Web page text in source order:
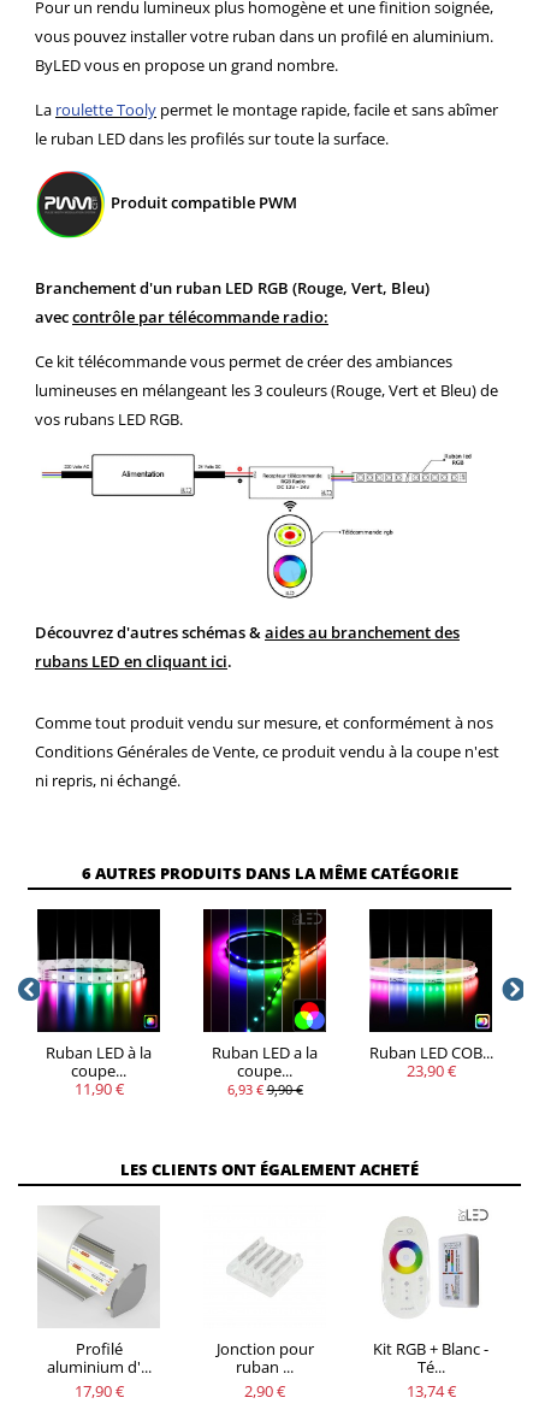
Pour un rendu lumineux plus homogène et une finition soignée,
vous pouvez installer votre ruban dans un profilé en aluminium.
ByLED vous en propose un grand nombre.
La roulette Tooly permet le montage rapide, facile et sans abîmer
le ruban LED dans les profilés sur toute la surface.
Produit compatible PWM
Branchement d'un ruban LED RGB (Rouge, Vert, Bleu)
aveccontrôle par télécommande radio:
Ce kit télécommande vous permet de créer des ambiances
lumineuses en mélangeant les 3 couleurs (Rouge, Vert et Bleu) de
vos rubans LED RGB.
Découvrez d'autres schémas & aides au branchement des
rubans LED en cliquant ici.
Comme tout produit vendu sur mesure, et conformément à nos
Conditions Générales de Vente, ce produit vendu à la coupe n'est
ni repris, ni échangé.
6 AUTRES PRODUITS DANS LA MÊME CATÉGORIE
Ruban LED à la
coupe...
11,90 €
Ruban LED a la
coupe...
6,93 € 9,90 €
Ruban LED COB...
23,90 €
LES CLIENTS ONT ÉGALEMENT ACHETÉ
Profilé
aluminium d'...
17,90 €
Jonction pour
ruban ...
2,90 €
Kit RGB + Blanc -
Té...
13,74 €